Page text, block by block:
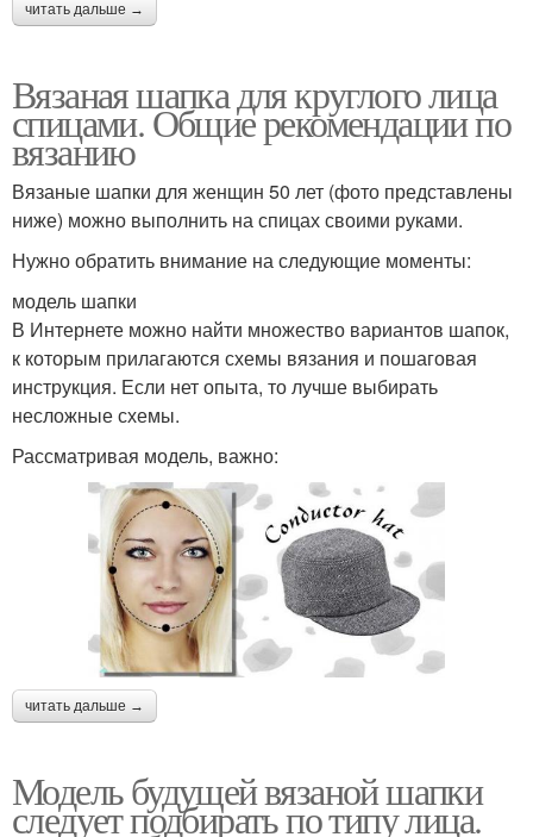
читать дальше →
Вязаная шапка для круглого лица
спицами. Общие рекомендации по
вязанию
Вязаные шапки для женщин 50 лет (фото представлены
ниже) можно выполнить на спицах своими руками.
Нужно обратить внимание на следующие моменты:
модель шапки
В Интернете можно найти множество вариантов шапок,
к которым прилагаются схемы вязания и пошаговая
инструкция. Если нет опыта, то лучше выбирать
несложные схемы.
Рассматривая модель, важно:
читать дальше →
Модель будущей вязаной шапки
следует подбирать по типу лица.